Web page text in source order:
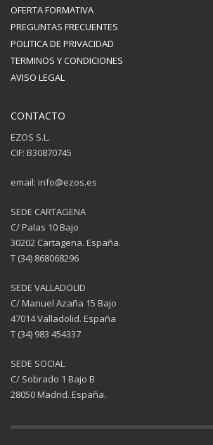
OFERTA FORMATIVA
PREGUNTAS FRECUENTES
POLITICA DE PRIVACIDAD
TERMINOS Y CONDICIONES
AVISO LEGAL
CONTACTO
EZOS S.L.
CIF: B30870745
email: info@ezos.es
SEDE CARTAGENA
C/ Palas 10 Bajo
30202 Cartagena. España.
T (34) 868068296
SEDE VALLADOLID
C/ Manuel Azaña 15 Bajo
47014 Valladolid. España
T (34) 983 454337
SEDE SOCIAL
C/ Sobrado 1 Bajo B
28050 Madrid. España.